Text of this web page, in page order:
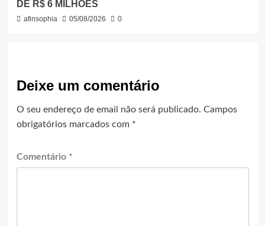
DE R$ 6 MILHÕES
afinsophia 05/08/2026 0
Deixe um comentário
O seu endereço de email não será publicado. Campos
obrigatórios marcados com *
Comentário *